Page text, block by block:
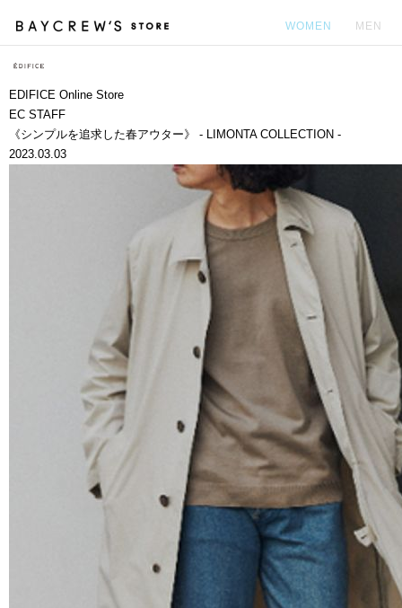
WOMEN MEN
EDIFICE Online Store
EC STAFF
《シンプルを追求した春アウター》 - LIMONTA COLLECTION -
2023.03.03